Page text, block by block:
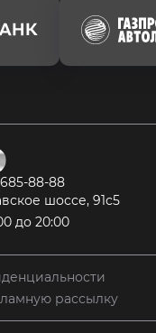
88-88
шоссе, 91с5
до 20:00
рассылку